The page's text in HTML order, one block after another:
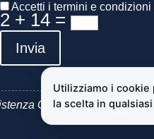
Accetti i termini e
2 + 14 =
Invia
Condizionatori e